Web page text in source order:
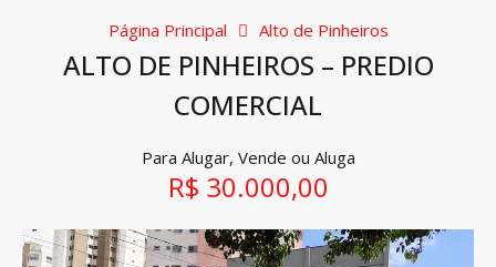
Página Principal Alto de Pinheiros
ALTO DE PINHEIROS – PREDIO
COMERCIAL
Para Alugar, Vende ou Aluga
R$ 30.000,00